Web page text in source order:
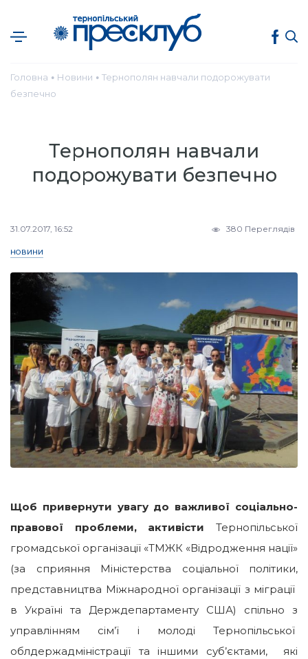
Головна ● Новини ● Тернополян навчали подорожувати
безпечно
Тернополян навчали
подорожувати безпечно
31.07.2017, 16:52 380 Переглядів
НОВИНИ
Щоб привернути увагу до важливої соціально-
правової проблеми, активісти Тернопільської
громадської організації «ТМЖК «Відродження нації»
(за сприяння Міністерства соціальної політики,
представництва Міжнародної організації з міграції
в Україні та Держдепартаменту США) спільно з
управлінням сім’ї і молоді Тернопільської
облдержадміністрації та іншими суб’єктами, які